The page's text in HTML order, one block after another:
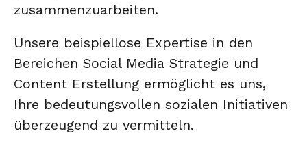
zusammenzuarbeiten.
Unsere beispiellose Expertise in den
Bereichen Social Media Strategie und
Content Erstellung ermöglicht es uns,
Ihre bedeutungsvollen sozialen Initiativen
überzeugend zu vermitteln.